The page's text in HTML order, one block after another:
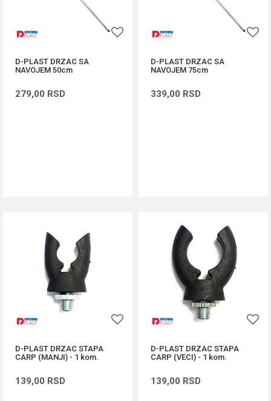
D-PLAST DRZAC SA
NAVOJEM 50cm
279,00 RSD
D-PLAST DRZAC SA
NAVOJEM 75cm
339,00 RSD
D-PLAST DRZAC STAPA
CARP (MANJI) - 1 kom.
139,00 RSD
D-PLAST DRZAC STAPA
CARP (VECI) - 1 kom.
139,00 RSD